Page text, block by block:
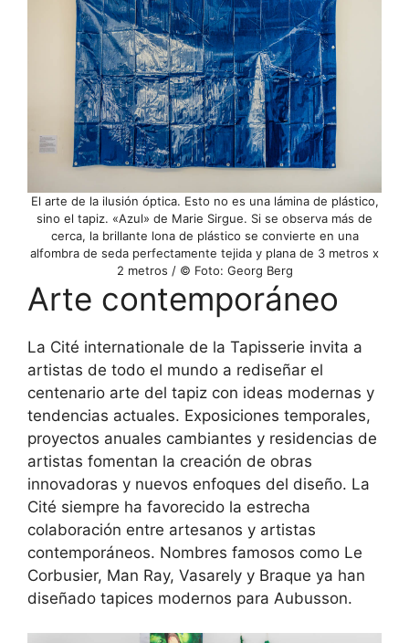
El arte de la ilusión óptica. Esto no es una lámina de plástico,
sino el tapiz. «Azul» de Marie Sirgue. Si se observa más de
cerca, la brillante lona de plástico se convierte en una
alfombra de seda perfectamente tejida y plana de 3 metros x
2 metros / © Foto: Georg Berg
Arte contemporáneo
La Cité internationale de la Tapisserie invita a
artistas de todo el mundo a rediseñar el
centenario arte del tapiz con ideas modernas y
tendencias actuales. Exposiciones temporales,
proyectos anuales cambiantes y residencias de
artistas fomentan la creación de obras
innovadoras y nuevos enfoques del diseño. La
Cité siempre ha favorecido la estrecha
colaboración entre artesanos y artistas
contemporáneos. Nombres famosos como Le
Corbusier, Man Ray, Vasarely y Braque ya han
diseñado tapices modernos para Aubusson.